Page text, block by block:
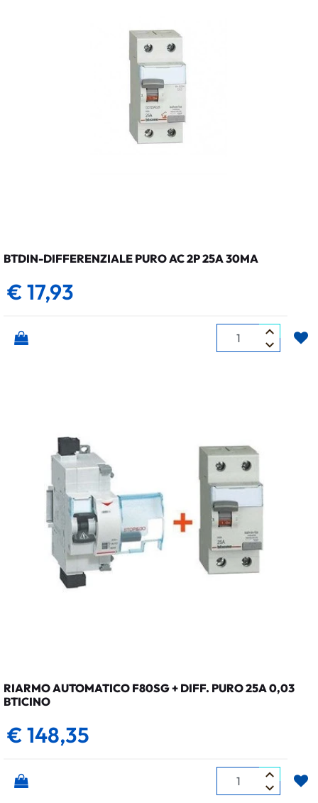
BTDIN-DIFFERENZIALE PURO AC 2P 25A 30MA
€ 17,93
Quantità
RIARMO AUTOMATICO F80SG + DIFF. PURO 25A 0,03
BTICINO
€ 148,35
Quantità